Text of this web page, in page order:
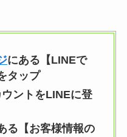
にある【LINEで
タップ
ントをLINEに登
る【お客様情報の